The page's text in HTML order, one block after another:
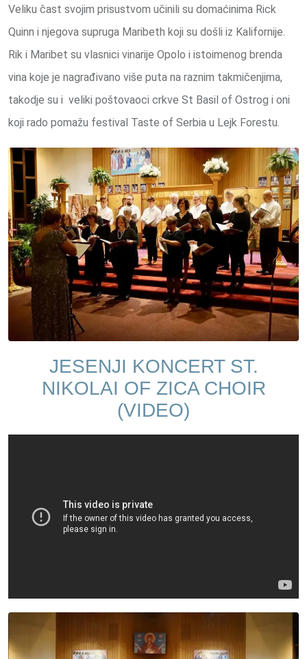
Veliku čast svojim prisustvom učinili su domaćinima Rick
Quinn i njegova supruga Maribeth koji su došli iz Kalifornije.
Rik i Maribet su vlasnici vinarije Opolo i istoimenog brenda
vina koje je nagrađivano više puta na raznim takmičenjima,
takodje su i veliki poštovaoci crkve St Basil of Ostrog i oni
koji rado pomažu festival Taste of Serbia u Lejk Forestu.
JESENJI KONCERT ST.
NIKOLAI OF ZICA CHOIR
(VIDEO)